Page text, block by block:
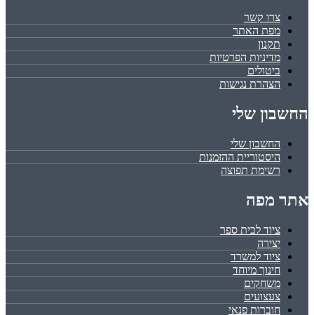
צרו קשר
מפת האתר
תקנון
מדיניות הפרטיות
ביטולים
הצהרת נגישות
החשבון שלי
החשבון שלי
היסטוריית ההזמנות
רשימת תפוצה
אתר מפה
ציוד לבית ספר
יצירה
ציוד למשרד
חינוך מיוחד
משחקים
צעצועים
חוברות פנאי